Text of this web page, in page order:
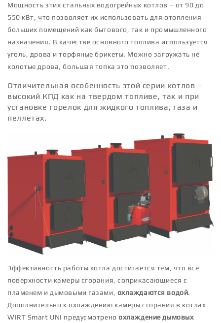
Мощность этих стальных водогрейных котлов – от 90 до
550 кВт, что позволяет их использовать для отопления
больших помещений как бытового, так и промышленного
назначения. В качестве основного топлива используется
уголь, дрова и торфяные брикеты. Можно загружать не
колотые дрова, большая топка это позволяет.
Отличительная особенность этой серии котлов –
высокий КПД как на твердом топливе, так и при
установке горелок для жидкого топлива, газа и
пеллетах.
Эффективность работы котла достигается тем, что все
поверхности камеры сгорания, соприкасающиеся с
пламенем и дымовыми газами, охлаждаются водой.
Дополнительно к охлаждению камеры сгорания в котлах
WIRT Smart UNI предусмотреноохлаждение дымовых